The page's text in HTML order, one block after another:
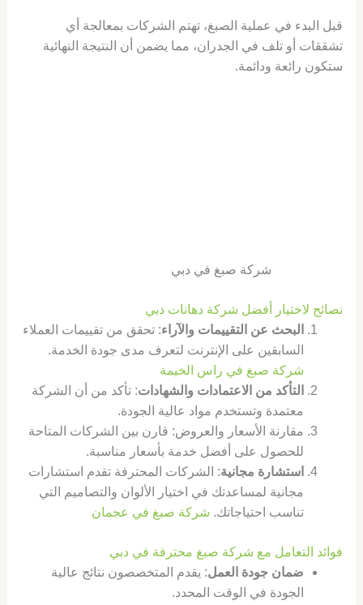
قبل البدء في عملية الصبغ، تهتم الشركات بمعالجة أي
تشققات أو تلف في الجدران، مما يضمن أن النتيجة النهائية
ستكون رائعة ودائمة.
شركة صبغ في دبي
نصائح لاختيار أفضل شركة دهانات دبي
البحث عن التقييمات والآراء: تحقق من تقييمات العملاء
السابقين على الإنترنت لتعرف مدى جودة الخدمة.
شركة صبغ في راس الخيمة
التأكد من الاعتمادات والشهادات: تأكد من أن الشركة
معتمدة وتستخدم مواد عالية الجودة.
مقارنة الأسعار والعروض: قارن بين الشركات المتاحة
للحصول على أفضل خدمة بأسعار مناسبة.
استشارة مجانية: الشركات المحترفة تقدم استشارات
مجانية لمساعدتك في اختيار الألوان والتصاميم التي
تناسب احتياجاتك. شركة صبغ في عجمان
فوائد التعامل مع شركة صبغ محترفة في دبي
ضمان جودة العمل: يقدم المتخصصون نتائج عالية
الجودة في الوقت المحدد.